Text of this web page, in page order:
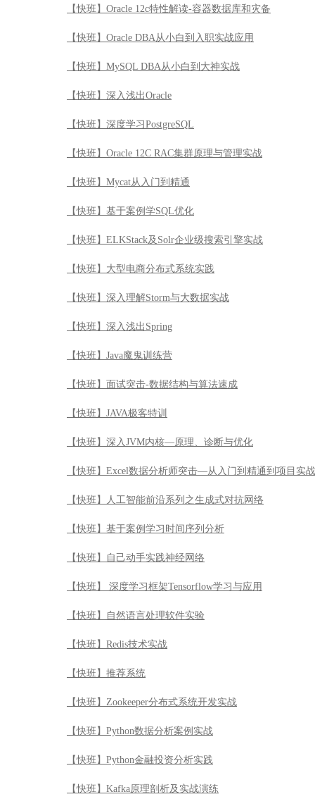
【快班】Oracle 12c特性解读-容器数据库和灾备
【快班】Oracle DBA从小白到入职实战应用
【快班】MySQL DBA从小白到大神实战
【快班】深入浅出Oracle
【快班】深度学习PostgreSQL
【快班】Oracle 12C RAC集群原理与管理实战
【快班】Mycat从入门到精通
【快班】基于案例学SQL优化
【快班】ELKStack及Solr企业级搜索引擎实战
【快班】大型电商分布式系统实践
【快班】深入理解Storm与大数据实战
【快班】深入浅出Spring
【快班】Java魔鬼训练营
【快班】面试突击-数据结构与算法速成
【快班】JAVA极客特训
【快班】深入JVM内核—原理、诊断与优化
【快班】Excel数据分析师突击—从入门到精通到项目实战
【快班】人工智能前沿系列之生成式对抗网络
【快班】基于案例学习时间序列分析
【快班】自己动手实践神经网络
【快班】 深度学习框架Tensorflow学习与应用
【快班】自然语言处理软件实验
【快班】Redis技术实战
【快班】推荐系统
【快班】Zookeeper分布式系统开发实战
【快班】Python数据分析案例实战
【快班】Python金融投资分析实践
【快班】Kafka原理剖析及实战演练